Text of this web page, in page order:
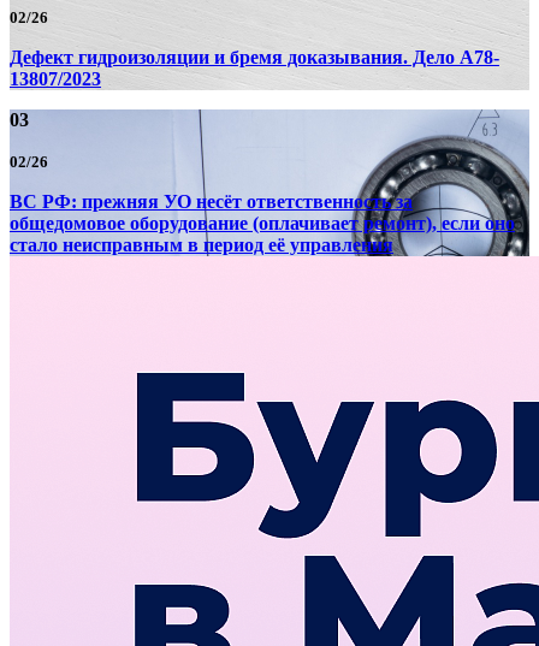
02/26
Дефект гидроизоляции и бремя доказывания. Дело А78-
13807/2023
03
02/26
ВС РФ: прежняя УО несёт ответственность за
общедомовое оборудование (оплачивает ремонт), если оно
стало неисправным в период её управления